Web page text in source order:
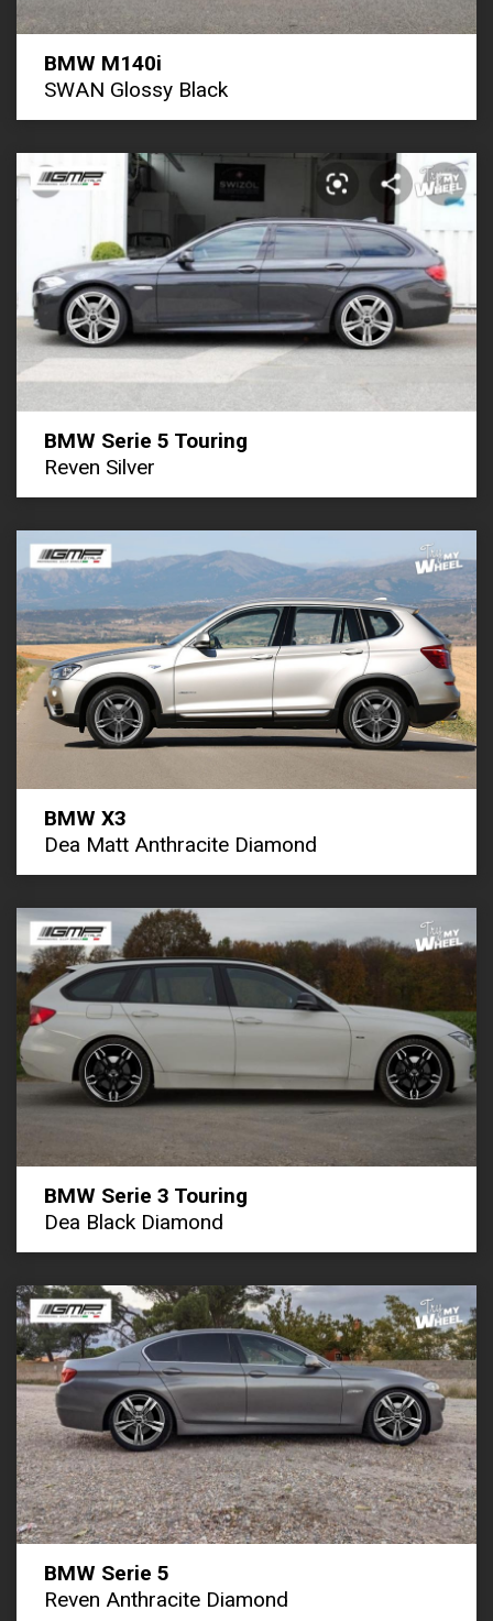
BMW M140i
SWAN Glossy Black
BMW Serie 5 Touring
Reven Silver
BMW X3
Dea Matt Anthracite Diamond
BMW Serie 3 Touring
Dea Black Diamond
BMW Serie 5
Reven Anthracite Diamond